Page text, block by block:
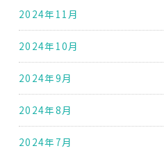
2024年11月
2024年10月
2024年9月
2024年8月
2024年7月